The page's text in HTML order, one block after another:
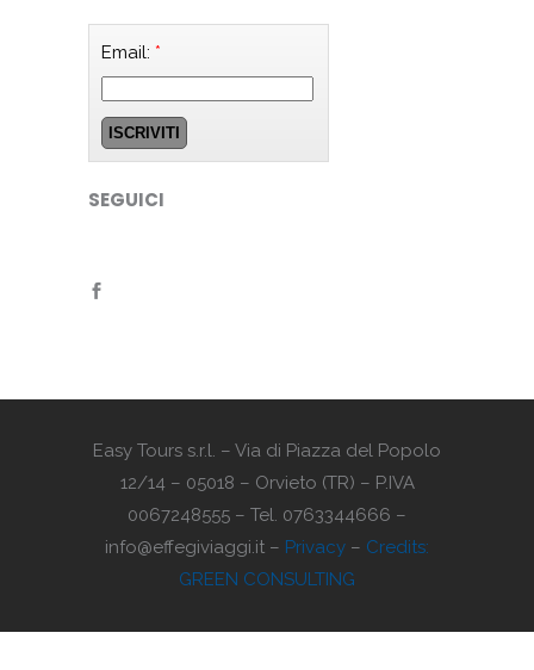
Email: *
SEGUICI
Easy Tours s.r.l. – Via di Piazza del Popolo
12/14 – 05018 – Orvieto (TR) – P.IVA
0067248555 – Tel. 0763344666 –
info@effegiviaggi.it – Privacy – Credits:
GREEN CONSULTING